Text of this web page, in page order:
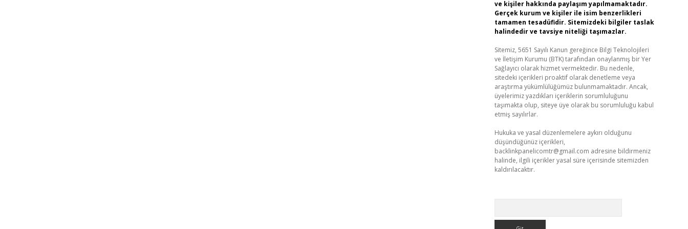
ve kişiler hakkında paylaşım yapılmamaktadır.
Gerçek kurum ve kişiler ile isim benzerlikleri
tamamen tesadüfidir. Sitemizdeki bilgiler taslak
halindedir ve tavsiye niteliği taşımazlar.
Sitemiz, 5651 Sayılı Kanun gereğince Bilgi Teknolojileri
ve İletişim Kurumu (BTK) tarafından onaylanmış bir Yer
Sağlayıcı olarak hizmet vermektedir. Bu nedenle,
sitedeki içerikleri proaktif olarak denetleme veya
araştırma yükümlülüğümüz bulunmamaktadır. Ancak,
üyelerimiz yazdıkları içeriklerin sorumluluğunu
taşımakta olup, siteye üye olarak bu sorumluluğu kabul
etmiş sayılırlar.
Hukuka ve yasal düzenlemelere aykırı olduğunu
düşündüğünüz içerikleri,
backlinkpanelicomtr@gmail.com adresine bildirmeniz
halinde, ilgili içerikler yasal süre içerisinde sitemizden
kaldırılacaktır.